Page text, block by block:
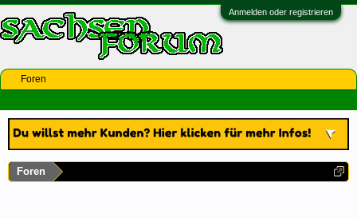
Anmelden oder registrieren
Foren
Foren